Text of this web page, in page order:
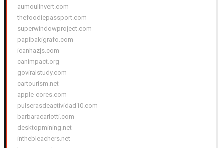
aumoulinvert.com
thefoodiepassport.com
superwindowproject.com
papibakigrafo.com
icanhazjs.com
canimpact.org
goviralstudy.com
cartourism.net
apple-cores.com
pulserasdeactividad10.com
barbaracarlotti.com
desktopmining.net
inthebleachers.net